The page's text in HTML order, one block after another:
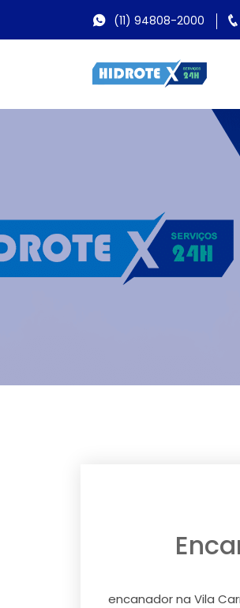
(11) 94808-2000
encanador na Vila